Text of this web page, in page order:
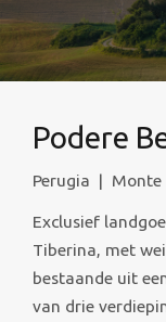
Podere
Perugia | Monte
Exclusief
Tiberina, met
bestaande uit
van drie